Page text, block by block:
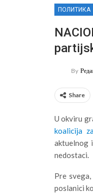
ПОЛИТИКА
By
Share
U okviru
koalicija
aktuelnog
nedostaci.
Pre
poslanici